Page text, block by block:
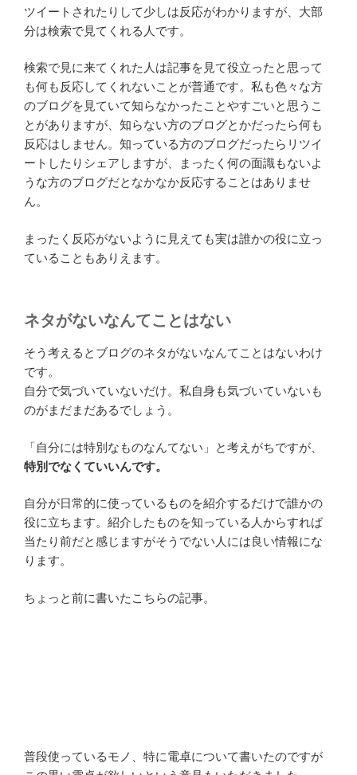
ツイートされたりして少しは反応がわかりますが、大部
分は検索で見てくれる人です。
検索で見に来てくれた人は記事を見て役立ったと思って
も何も反応してくれないことが普通です。私も色々な方
のブログを見ていて知らなかったことやすごいと思うこ
とがありますが、知らない方のブログとかだったら何も
反応はしません。知っている方のブログだったらリツイ
ートしたりシェアしますが、まったく何の面識もないよ
うな方のブログだとなかなか反応することはありませ
ん。
まったく反応がないように見えても実は誰かの役に立っ
ていることもありえます。
ネタがないなんてことはない
そう考えるとブログのネタがないなんてことはないわけ
です。
自分で気づいていないだけ。私自身も気づいていないも
のがまだまだあるでしょう。
「自分には特別なものなんてない」と考えがちですが、
特別でなくていいんです。
自分が日常的に使っているものを紹介するだけで誰かの
役に立ちます。紹介したものを知っている人からすれば
当たり前だと感じますがそうでない人には良い情報にな
ります。
ちょっと前に書いたこちらの記事。
普段使っているモノ、特に電卓について書いたのですが